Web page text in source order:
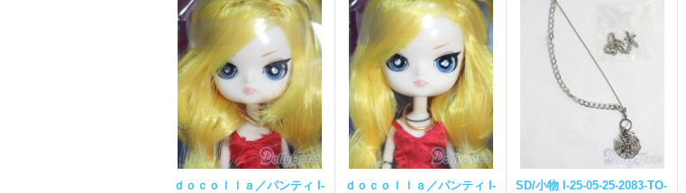
ｄｏｃｏｌｌａ／パンティ I-
ｄｏｃｏｌｌａ／パンティ I-
SD/小物 I-25-05-25-2083-TO-